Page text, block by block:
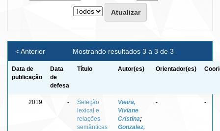
Mostrando resultados 3 a 3 de 3
< Anterior
Data de
publicação
Data
de
defesa
Título Autor(es) Orientador(es)
2019 -
Seleção
lexical e
relações
semânticas
Vieira,
Viviane
Cristina;
Gonzalez,
- -